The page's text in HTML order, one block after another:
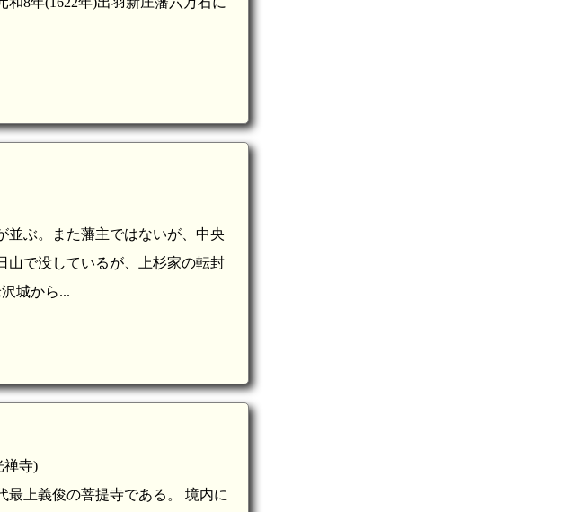
並ぶ。また藩主ではないが、中央
山で没しているが、上杉家の転封
城から...
禅寺)
最上義俊の菩提寺である。 境内に